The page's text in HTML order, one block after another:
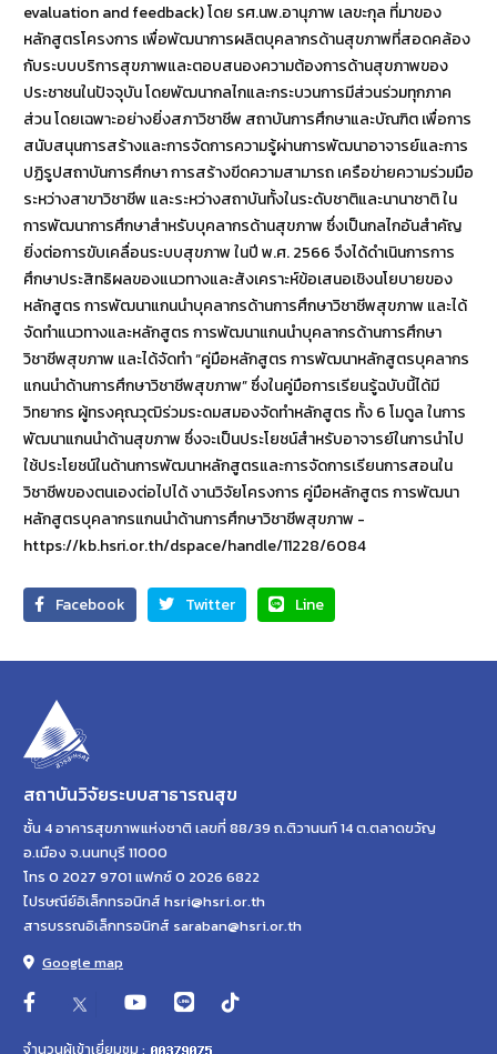
evaluation and feedback) โดย รศ.นพ.อานุภาพ เลขะกุล ที่มาของ
หลักสูตรโครงการ เพื่อพัฒนาการผลิตบุคลากรด้านสุขภาพที่สอดคล้อง
กับระบบบริการสุขภาพและตอบสนองความต้องการด้านสุขภาพของ
ประชาชนในปัจจุบัน โดยพัฒนากลไกและกระบวนการมีส่วนร่วมทุกภาค
ส่วน โดยเฉพาะอย่างยิ่งสภาวิชาชีพ สถาบันการศึกษาและบัณฑิต เพื่อการ
สนับสนุนการสร้างและการจัดการความรู้ผ่านการพัฒนาอาจารย์และการ
ปฏิรูปสถาบันการศึกษา การสร้างขีดความสามารถ เครือข่ายความร่วมมือ
ระหว่างสาขาวิชาชีพ และระหว่างสถาบันทั้งในระดับชาติและนานาชาติ ใน
การพัฒนาการศึกษาสำหรับบุคลากรด้านสุขภาพ ซึ่งเป็นกลไกอันสำคัญ
ยิ่งต่อการขับเคลื่อนระบบสุขภาพ ในปี พ.ศ. 2566 จึงได้ดำเนินการการ
ศึกษาประสิทธิผลของแนวทางและสังเคราะห์ข้อเสนอเชิงนโยบายของ
หลักสูตร การพัฒนาแกนนำบุคลากรด้านการศึกษาวิชาชีพสุขภาพ และได้
จัดทำแนวทางและหลักสูตร การพัฒนาแกนนำบุคลากรด้านการศึกษา
วิชาชีพสุขภาพ และได้จัดทำ “คู่มือหลักสูตร การพัฒนาหลักสูตรบุคลากร
แกนนำด้านการศึกษาวิชาชีพสุขภาพ” ซึ่งในคู่มือการเรียนรู้ฉบับนี้ได้มี
วิทยากร ผู้ทรงคุณวุฒิร่วมระดมสมองจัดทำหลักสูตร ทั้ง 6 โมดูล ในการ
พัฒนาแกนนำด้านสุขภาพ ซึ่งจะเป็นประโยชน์สำหรับอาจารย์ในการนำไป
ใช้ประโยชน์ในด้านการพัฒนาหลักสูตรและการจัดการเรียนการสอนใน
วิชาชีพของตนเองต่อไปได้ งานวิจัยโครงการ คู่มือหลักสูตร การพัฒนา
หลักสูตรบุคลากรแกนนำด้านการศึกษาวิชาชีพสุขภาพ -
https://kb.hsri.or.th/dspace/handle/11228/6084
Facebook Twitter Line
สถาบันวิจัยระบบสาธารณสุข
ชั้น 4 อาคารสุขภาพแห่งชาติ เลขที่ 88/39 ถ.ติวานนท์ 14 ต.ตลาดขวัญ
อ.เมือง จ.นนทบุรี 11000
โทร 0 2027 9701 แฟกซ์ 0 2026 6822
ไปรษณีย์อิเล็กทรอนิกส์ hsri@hsri.or.th
สารบรรณอิเล็กทรอนิกส์ saraban@hsri.or.th
Google map
จำนวนผู้เข้าเยี่ยมชม :